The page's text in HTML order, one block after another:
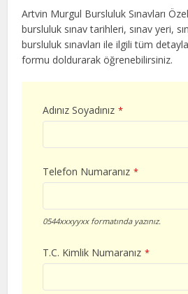
Artvin Murgul Bursluluk Sınavları
bursluluk sınav tarihleri, sınav yeri,
bursluluk sınavları ile ilgili tüm
formu doldurarak öğrenebilirsiniz.
Adınız Soyadınız *
Telefon Numaranız *
0544xxxyyxx formatında yazınız.
T.C. Kimlik Numaranız *